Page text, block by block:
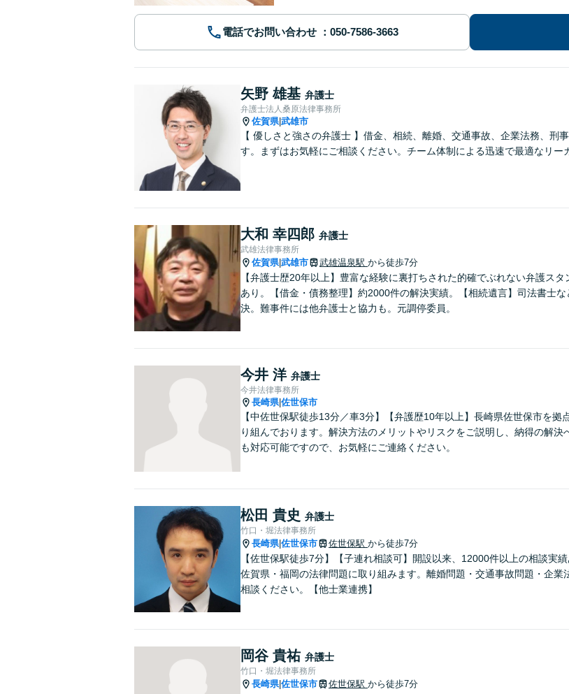
電話でお問い合わせ
矢野 雄基 弁護士
弁護士法人桑原法律事務所
佐賀県|武雄市
【 優しさと強さの弁護士 】借金、相続、離婚、交通事故、企業法務、刑
す。まずはお気軽にご相談ください。チーム体制による迅速で最適なリー
大和 幸四郎 弁護士
武雄法律事務所
佐賀県|武雄市 武雄温泉駅 から徒歩7分
【弁護士歴20年以上】豊富な経験に裏打ちされた的確でぶれない弁護ス
あり。【借金・債務整理】約2000件の解決実績。【相続遺言】司法書士
決。難事件には他弁護士と協力も。元調停委員。
今井 洋 弁護士
今井法律事務所
長崎県|佐世保市
【中佐世保駅徒歩13分／車3分】【弁護歴10年以上】長崎県佐世保市を拠
り組んでおります。解決方法のメリットやリスクをご説明し、納得の解決
も対応可能ですので、お気軽にご連絡ください。
松田 貴史 弁護士
竹口・堀法律事務所
長崎県|佐世保市 佐世保駅 から徒歩7分
【佐世保駅徒歩7分】【子連れ相談可】開設以来、12000件以上の相談実
佐賀県・福岡の法律問題に取り組みます。離婚問題・交通事故問題・企業
相談ください。【他士業連携】
岡谷 貴祐 弁護士
竹口・堀法律事務所
長崎県|佐世保市 佐世保駅 から徒歩7分